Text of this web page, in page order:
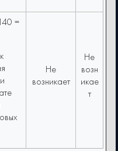
=
Не
возникает
Не
возн
икае
т